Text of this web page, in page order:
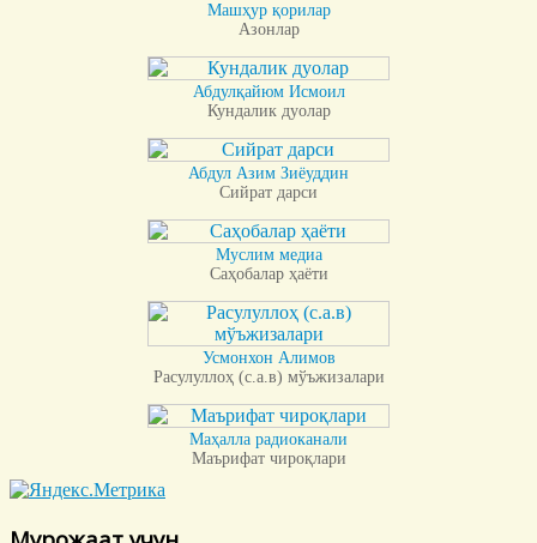
Машҳур қорилар
Азонлар
Абдулқайюм Исмоил
Кундалик дуолар
Абдул Азим Зиёуддин
Сийрат дарси
Муслим медиа
Саҳобалар ҳаёти
Усмонхон Алимов
Расулуллоҳ (с.а.в) мўъжизалари
Маҳалла радиоканали
Маърифат чироқлари